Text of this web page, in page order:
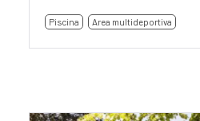
Piscina Area multideportiva